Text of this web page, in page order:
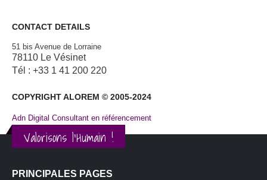
CONTACT DETAILS
51 bis Avenue de Lorraine
78110 Le Vésinet
Tél : +33 1 41 200 220
COPYRIGHT ALOREM © 2005-2024
Adn Digital Consultant en référencement
Valorisons l'Humain !
PRINCIPALES PAGES